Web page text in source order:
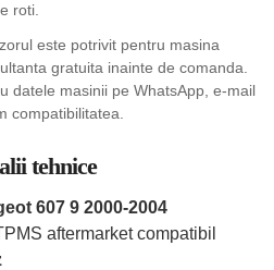
roti.
este potrivit pentru masina
gratuita inainte de comanda.
datele masinii pe WhatsApp, e-mail
compatibilitatea.
tehnice
607 9 2000-2004
aftermarket compatibil